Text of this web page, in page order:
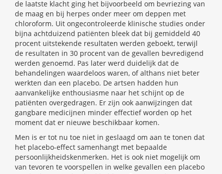
de laatste klacht ging het bijvoorbeeld om bevriezing van
de maag en bij herpes onder meer om deppen met
chloroform. Uit ongecontroleerde klinische studies onder
bijna achtduizend patiënten bleek dat bij gemiddeld 40
procent uitstekende resultaten werden geboekt, terwijl
de resultaten in 30 procent van de gevallen bevredigend
werden genoemd. Pas later werd duidelijk dat de
behandelingen waardeloos waren, of althans niet beter
werkten dan een placebo. De artsen hadden hun
aanvankelijke enthousiasme naar het schijnt op de
patiënten overgedragen. Er zijn ook aanwijzingen dat
gangbare medicijnen minder effectief worden op het
moment dat er nieuwe beschikbaar komen.
Men is er tot nu toe niet in geslaagd om aan te tonen dat
het placebo-effect samenhangt met bepaalde
persoonlijkheidskenmerken. Het is ook niet mogelijk om
van tevoren te voorspellen in welke gevallen een placebo